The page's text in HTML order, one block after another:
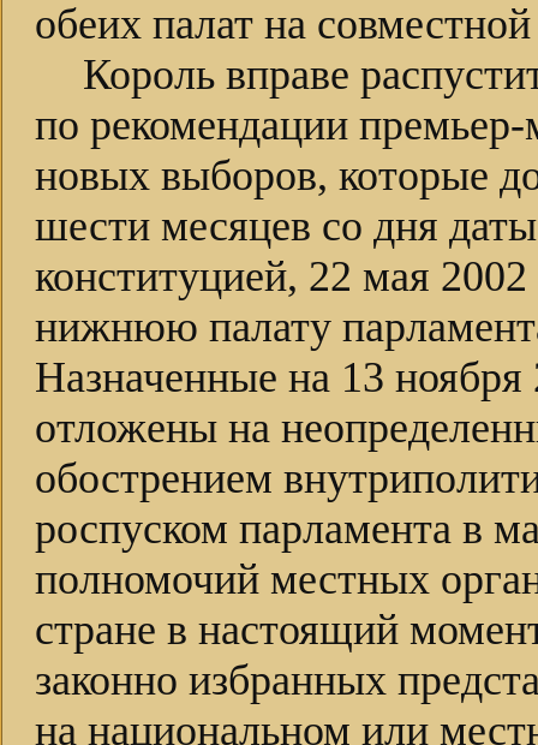
обеих палат на
Король вправе
по рекомендации
новых выборов, которые
шести месяцев со дня
конституцией, 22 мая
нижнюю палату
Назначенные на 13
отложены на
обострением
роспуском парламента в
полномочий местных
стране в настоящий
законно избранных
на национальном или